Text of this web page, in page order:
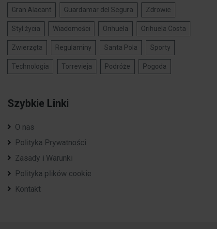
Gran Alacant Guardamar del Segura Zdrowie
Styl życia Wiadomości Orihuela Orihuela Costa
Zwierzęta Regulaminy Santa Pola Sporty
Technologia Torrevieja Podróże Pogoda
Szybkie Linki
O nas
Polityka Prywatności
Zasady i Warunki
Polityka plików cookie
Kontakt